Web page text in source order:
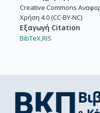
Creative Commons
Χρήση 4.0 (CC-BY-NC)
Εξαγωγή Citation
BibTeX,RIS